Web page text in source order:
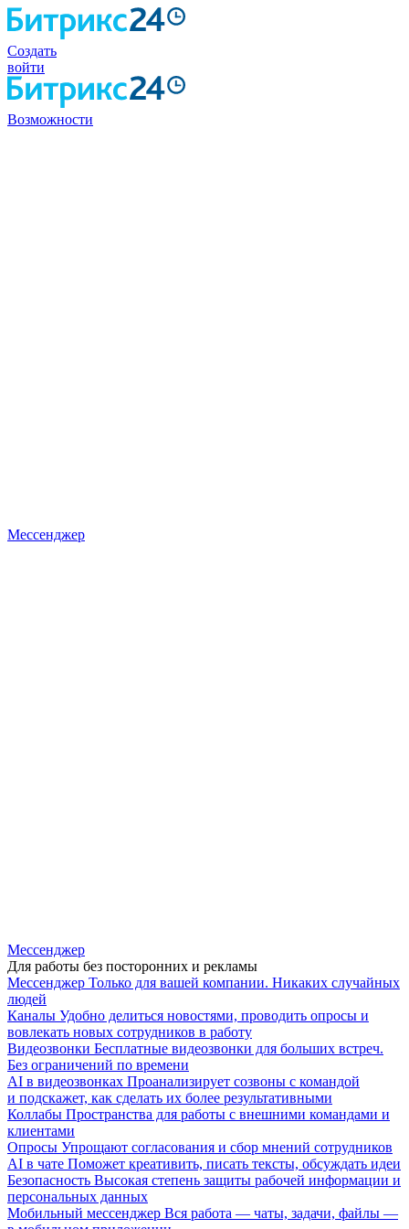
Создать
войти
Возможности
Мессенджер
Мессенджер
Для работы без посторонних и рекламы
Мессенджер Только для вашей компании. Никаких случайных
людей
Каналы Удобно делиться новостями, проводить опросы и
вовлекать новых сотрудников в работу
Видеозвонки Бесплатные видеозвонки для больших встреч.
Без ограничений по времени
AI в видеозвонках Проанализирует созвоны с командой
и подскажет, как сделать их более результативными
Коллабы Пространства для работы с внешними командами и
клиентами
Опросы Упрощают согласования и сбор мнений сотрудников
AI в чате Поможет креативить, писать тексты, обсуждать идеи
Безопасность Высокая степень защиты рабочей информации и
персональных данных
Мобильный мессенджер Вся работа — чаты, задачи, файлы —